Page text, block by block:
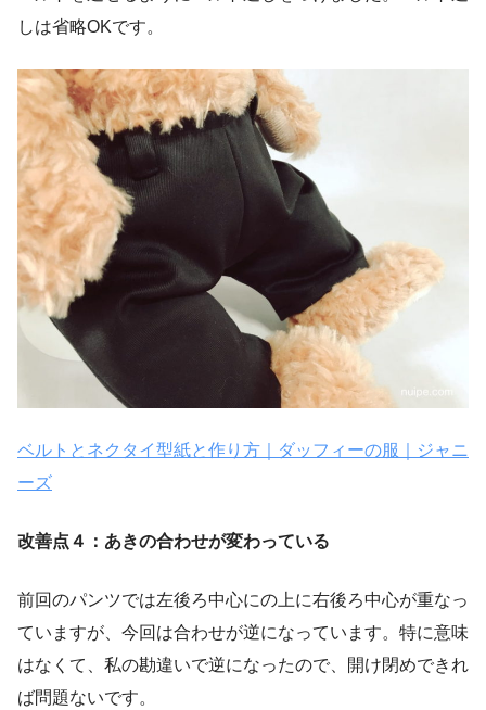
しは省略OKです。
ベルトとネクタイ型紙と作り方｜ダッフィーの服｜ジャニ
ーズ
改善点４：あきの合わせが変わっている
前回のパンツでは左後ろ中心にの上に右後ろ中心が重なっ
ていますが、今回は合わせが逆になっています。特に意味
はなくて、私の勘違いで逆になったので、開け閉めできれ
ば問題ないです。